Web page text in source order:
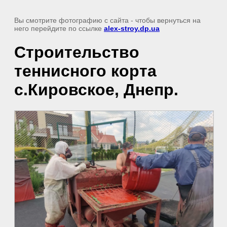
Вы смотрите фотографию с сайта - чтобы вернуться на
него перейдите по ссылке alex-stroy.dp.ua
Строительство
теннисного корта
с.Кировское, Днепр.